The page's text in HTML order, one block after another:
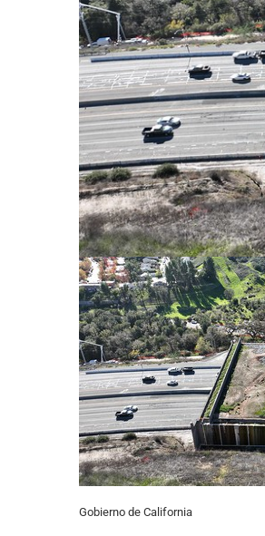
Gobierno de California